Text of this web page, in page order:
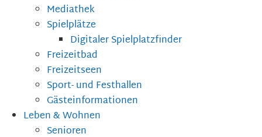
Mediathek
Spielplätze
Digitaler Spielplatzfinder
Freizeitbad
Freizeitseen
Sport- und Festhallen
Gästeinformationen
Leben & Wohnen
Senioren